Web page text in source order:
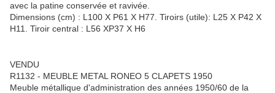
avec la patine conservée et ravivée.
Dimensions (cm) : L100 X P61 X H77. Tiroirs (utile): L25 X P42 X
H11. Tiroir central : L56 XP37 X H6
VENDU
R1132 - MEUBLE METAL RONEO 5 CLAPETS 1950
Meuble métallique d'administration des années 1950/60 de la